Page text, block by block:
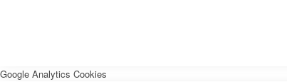
Google Analytics Cookies